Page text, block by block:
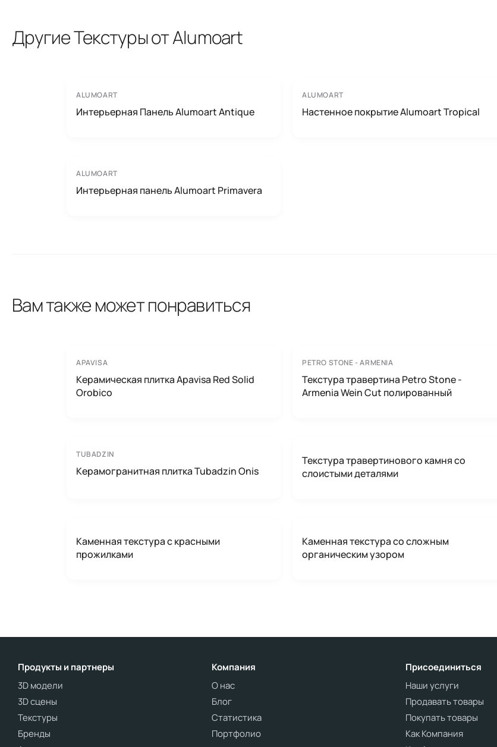
Другие Текстуры от Alumoart
ALUMOART
Интерьерная Панель Alumoart Antique
ALUMOART
Настенное покрытие Alumoart Tropical
ALUMOART
Интерьерная панель Alumoart Primavera
Вам также может понравиться
APAVISA
Керамическая плитка Apavisa Red Solid
Orobico
PETRO STONE - ARMENIA
Текстура травертина Petro Stone -
Armenia Wein Cut полированный
TUBADZIN
Керамогранитная плитка Tubadzin Onis
Текстура травертинового камня со
слоистыми деталями
Каменная текстура с красными
прожилками
Каменная текстура со сложным
органическим узором
Продукты и партнеры
3D модели
3D сцены
Текстуры
Бренды
Компания
О нас
Блог
Статистика
Портфолио
Присоединиться
Наши услуги
Продавать товары
Покупать товары
Как Компания